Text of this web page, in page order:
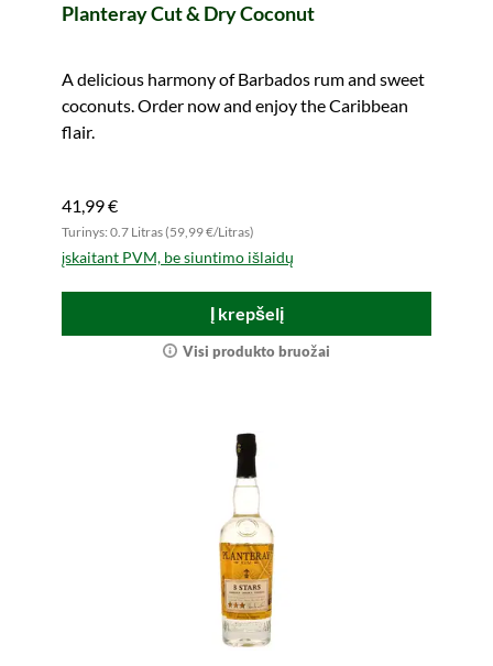
Planteray Cut & Dry Coconut
A delicious harmony of Barbados rum and sweet
coconuts. Order now and enjoy the Caribbean
flair.
41,99 €
Turinys: 0.7 Litras (59,99 €/Litras)
įskaitant PVM, be siuntimo išlaidų
Į krepšelį
Visi produkto bruožai